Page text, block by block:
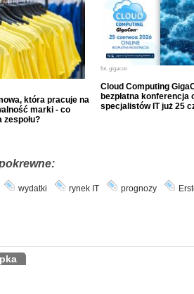
która pracuje na
marki - co
zespołu?
fot. gigacon
Cloud Computing
bezpłatna konferencja
specjalistów IT już 25
wydatki rynek IT prognozy